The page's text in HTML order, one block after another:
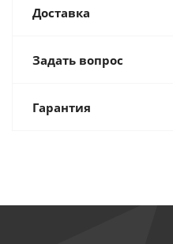
Доставка
Задать вопрос
Гарантия